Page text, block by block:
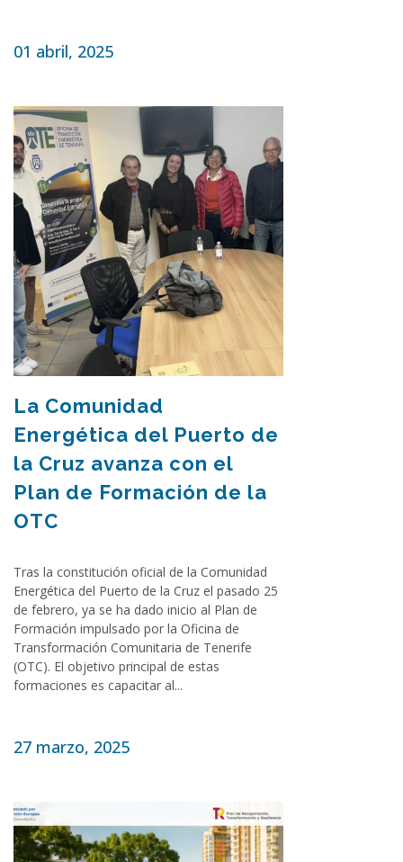
01 abril, 2025
La Comunidad
Energética del Puerto de
la Cruz avanza con el
Plan de Formación de la
OTC
Tras la constitución oficial de la Comunidad
Energética del Puerto de la Cruz el pasado 25
de febrero, ya se ha dado inicio al Plan de
Formación impulsado por la Oficina de
Transformación Comunitaria de Tenerife
(OTC). El objetivo principal de estas
formaciones es capacitar al...
27 marzo, 2025